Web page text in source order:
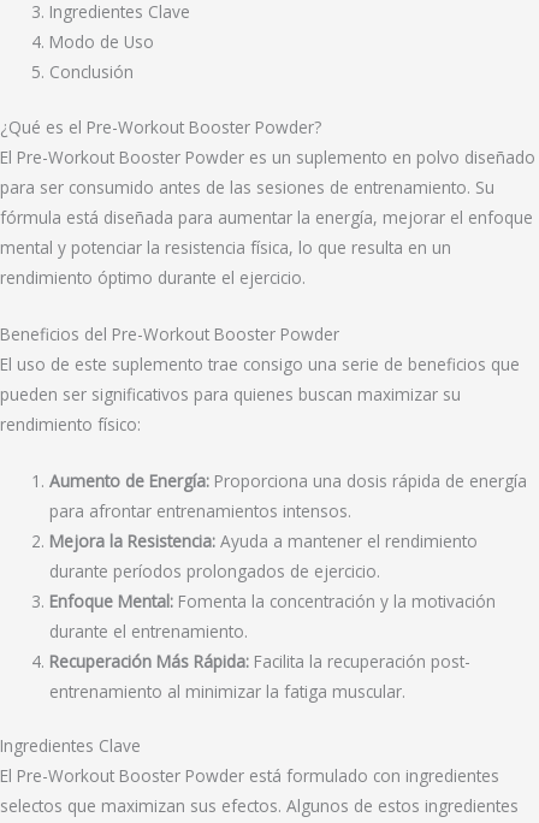
Ingredientes Clave
Modo de Uso
Conclusión
¿Qué es el Pre-Workout Booster Powder?
El Pre-Workout Booster Powder es un suplemento en polvo diseñado
para ser consumido antes de las sesiones de entrenamiento. Su
fórmula está diseñada para aumentar la energía, mejorar el enfoque
mental y potenciar la resistencia física, lo que resulta en un
rendimiento óptimo durante el ejercicio.
Beneficios del Pre-Workout Booster Powder
El uso de este suplemento trae consigo una serie de beneficios que
pueden ser significativos para quienes buscan maximizar su
rendimiento físico:
Aumento de Energía: Proporciona una dosis rápida de energía
para afrontar entrenamientos intensos.
Mejora la Resistencia: Ayuda a mantener el rendimiento
durante períodos prolongados de ejercicio.
Enfoque Mental: Fomenta la concentración y la motivación
durante el entrenamiento.
Recuperación Más Rápida: Facilita la recuperación post-
entrenamiento al minimizar la fatiga muscular.
Ingredientes Clave
El Pre-Workout Booster Powder está formulado con ingredientes
selectos que maximizan sus efectos. Algunos de estos ingredientes